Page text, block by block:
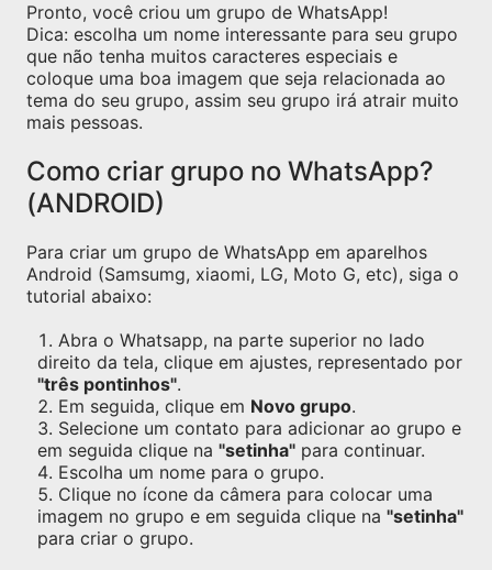
Pronto, você criou um grupo de WhatsApp!
Dica: escolha um nome interessante para seu grupo
que não tenha muitos caracteres especiais e
coloque uma boa imagem que seja relacionada ao
tema do seu grupo, assim seu grupo irá atrair muito
mais pessoas.
Como criar grupo no WhatsApp?
(ANDROID)
Para criar um grupo de WhatsApp em aparelhos
Android (Samsumg, xiaomi, LG, Moto G, etc), siga o
tutorial abaixo:
Abra o Whatsapp, na parte superior no lado
direito da tela, clique em ajustes, representado por
"três pontinhos".
Em seguida, clique em Novo grupo.
Selecione um contato para adicionar ao grupo e
em seguida clique na "setinha" para continuar.
Escolha um nome para o grupo.
Clique no ícone da câmera para colocar uma
imagem no grupo e em seguida clique na "setinha"
para criar o grupo.